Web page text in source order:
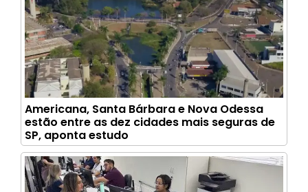
Americana, Santa Bárbara e Nova Odessa
estão entre as dez cidades mais seguras de
SP, aponta estudo